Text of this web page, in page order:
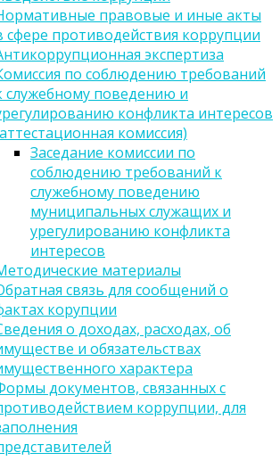
правовые и иные акты
сфере противодействия коррупции
экспертиза
по соблюдению требований
служебному поведению и
конфликта интересов
комиссия)
Заседание комиссии по
соблюдению требований к
служебному поведению
муниципальных служащих и
урегулированию конфликта
интересов
материалы
связь для сообщений о
корупции
о доходах, расходах, об
и обязательствах
характера
документов, связанных с
коррупции, для